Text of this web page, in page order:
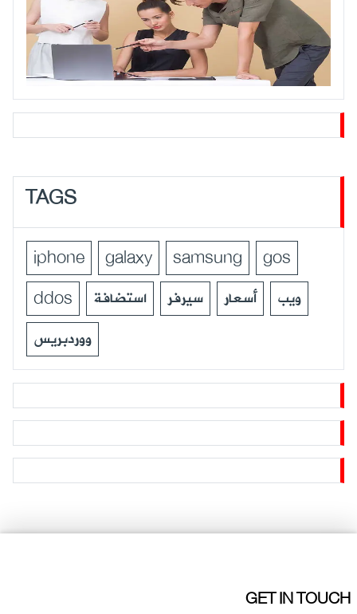
TAGS
iphone galaxy samsung
gos
ddos
استضافة سيرفر أسعار
ويب
ووردبريس
GET IN TOUCH